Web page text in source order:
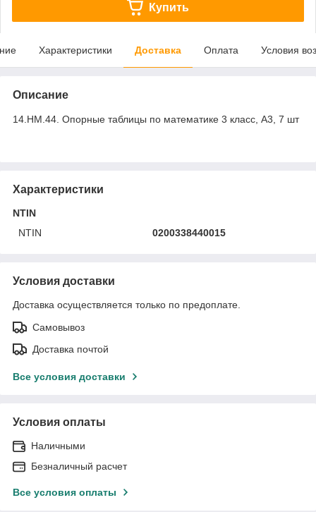
Купить
Характеристики Доставка Оплата Условия
Описание
14.НМ.44. Опорные таблицы по математике 3 класс, А3, 7 шт
Характеристики
NTIN
NTIN
0200338440015
Условия доставки
Доставка осуществляется только по предоплате.
Самовывоз
Доставка почтой
Все условия доставки
Условия оплаты
Наличными
Безналичный расчет
Все условия оплаты